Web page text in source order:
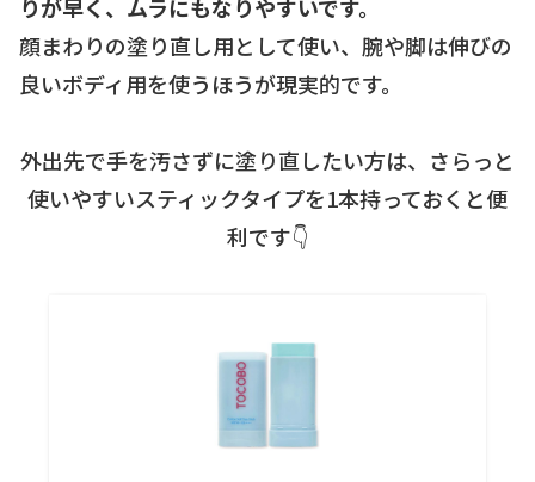
りが早く、ムラにもなりやすいです。
顔まわりの塗り直し用として使い、腕や脚は伸びの
良いボディ用を使うほうが現実的です。
外出先で手を汚さずに塗り直したい方は、さらっと
使いやすいスティックタイプを1本持っておくと便
利です👇